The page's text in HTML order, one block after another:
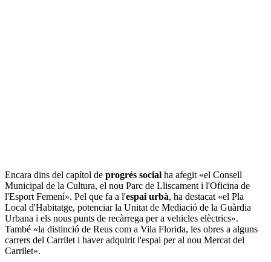
Encara dins del capítol de progrés social ha afegit «el Consell
Municipal de la Cultura, el nou Parc de Lliscament i l'Oficina de
l'Esport Femení». Pel que fa a l'espai urbà, ha destacat «el Pla
Local d'Habitatge, potenciar la Unitat de Mediació de la Guàrdia
Urbana i els nous punts de recàrrega per a vehicles elèctrics».
També «la distinció de Reus com a Vila Florida, les obres a alguns
carrers del Carrilet i haver adquirit l'espai per al nou Mercat del
Carrilet».